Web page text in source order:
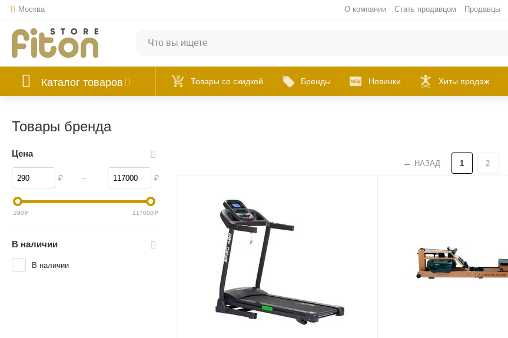
Москва О компании Стать продавцом Продавцы
Каталог товаров Товары со скидкой Бренды Новинки Хиты продаж
Товары бренда
НАЗАД 1 2
Цена
₽ – ₽
290₽ 117000₽
В наличии
В наличии